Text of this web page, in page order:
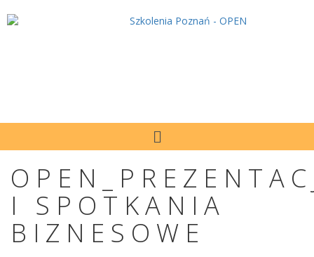
I SPOTKANIA
BIZNESOWE